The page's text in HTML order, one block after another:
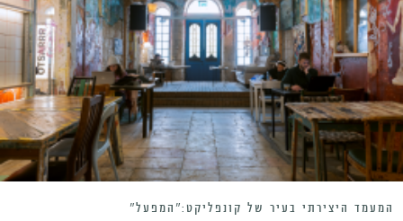
המעמד היצירתי בעיר של קונפליקט:”המפעל”